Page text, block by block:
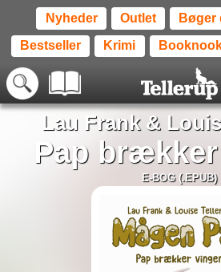
Nyheder Outlet Bøger
Bestseller Krimi
Lau Frank&
Pap
E-BOG (.EPUB)